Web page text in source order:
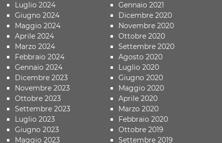
Luglio 2024
Giugno 2024
Maggio 2024
Aprile 2024
Marzo 2024
Febbraio 2024
Gennaio 2024
Dicembre 2023
Novembre 2023
Ottobre 2023
Settembre 2023
Luglio 2023
Giugno 2023
Maggio 2023
Gennaio 2021
Dicembre 2020
Novembre 2020
Ottobre 2020
Settembre 2020
Agosto 2020
Luglio 2020
Giugno 2020
Maggio 2020
Aprile 2020
Marzo 2020
Febbraio 2020
Ottobre 2019
Settembre 2019